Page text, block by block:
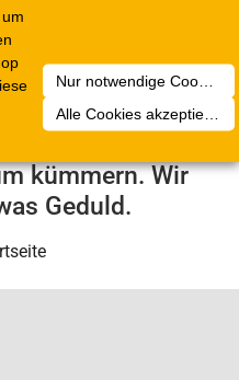
Nur notwendige Cookies akzeptieren
Alle Cookies akzeptieren
Fehler
Team wird
kümmern. Wir
Geduld.